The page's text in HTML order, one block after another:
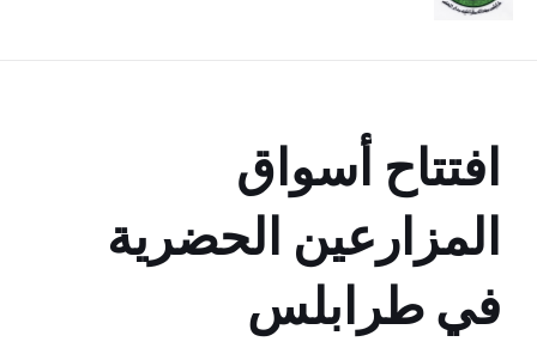
افتتاح أسواق
المزارعين الحضرية
في طرابلس